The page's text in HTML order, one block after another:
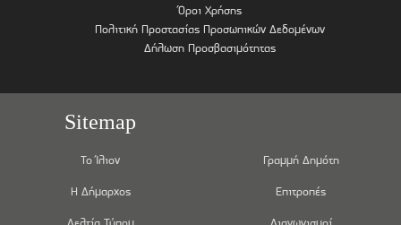
Όροι Χρήσης
Πολιτική Προστασίας Προσωπικών Δεδομένων
Δήλωση Προσβασιμότητας
Sitemap
Το Ίλιον
Η Δήμαρχος
Γραμμή Δημότη
Επιτροπές